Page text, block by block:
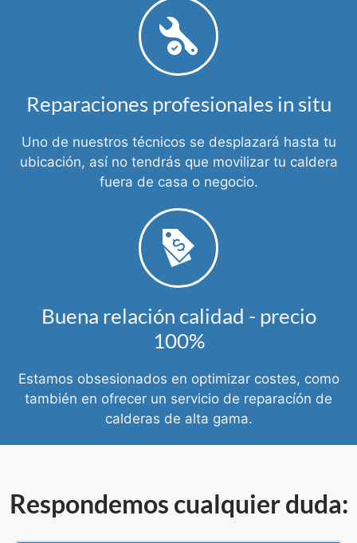
Reparaciones profesionales in situ
Uno de nuestros técnicos se desplazará hasta tu
ubicación, así no tendrás que movilizar tu caldera
fuera de casa o negocio.
Buena relación calidad - precio
100%
Estamos obsesionados en optimizar costes, como
también en ofrecer un servicio de reparacíón de
calderas de alta gama.
Respondemos cualquier duda: